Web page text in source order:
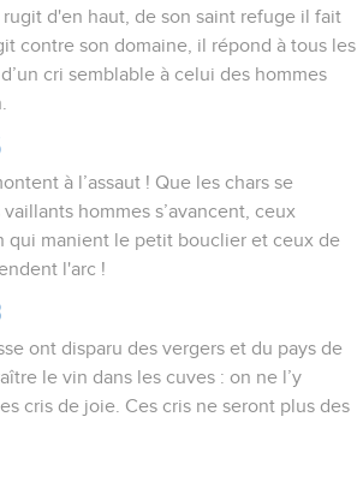
rugit d'en haut, de son saint refuge il fait
contre son domaine, il répond à tous les
cri semblable à celui des hommes
à l’assaut ! Que les chars se
hommes s’avancent, ceux
qui manient le petit bouclier et ceux de
l'arc !
ont disparu des vergers et du pays de
le vin dans les cuves : on ne l’y
cris de joie. Ces cris ne seront plus des